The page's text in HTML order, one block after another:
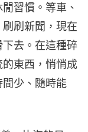
習慣。等車、
刷新聞，現在
去。在這種碎
東西，悄悄成
少、隨時能